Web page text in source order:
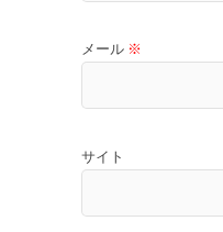
メール ※
サイト